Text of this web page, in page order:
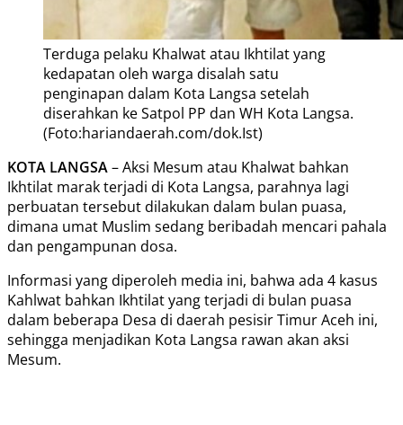
Terduga pelaku Khalwat atau Ikhtilat yang
kedapatan oleh warga disalah satu
penginapan dalam Kota Langsa setelah
diserahkan ke Satpol PP dan WH Kota Langsa.
(Foto:hariandaerah.com/dok.Ist)
KOTA LANGSA– Aksi Mesum atau Khalwat bahkan
Ikhtilat marak terjadi di Kota Langsa, parahnya lagi
perbuatan tersebut dilakukan dalam bulan puasa,
dimana umat Muslim sedang beribadah mencari pahala
dan pengampunan dosa.
Informasi yang diperoleh media ini, bahwa ada 4 kasus
Kahlwat bahkan Ikhtilat yang terjadi di bulan puasa
dalam beberapa Desa di daerah pesisir Timur Aceh ini,
sehingga menjadikan Kota Langsa rawan akan aksi
Mesum.